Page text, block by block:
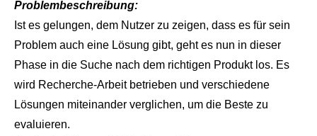
Problembeschreibung:
Ist es gelungen, dem Nutzer zu zeigen, dass es für sein
Problem auch eine Lösung gibt, geht es nun in dieser
Phase in die Suche nach dem richtigen Produkt los. Es
wird Recherche-Arbeit betrieben und verschiedene
Lösungen miteinander verglichen, um die Beste zu
evaluieren.